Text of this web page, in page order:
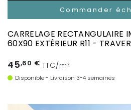
Commander
CARRELAGE RECTANGULAIRE
60X90 EXTÉRIEUR R11 -
45,60 € TTC/m²
Disponible - Livraison 3-4 semaines